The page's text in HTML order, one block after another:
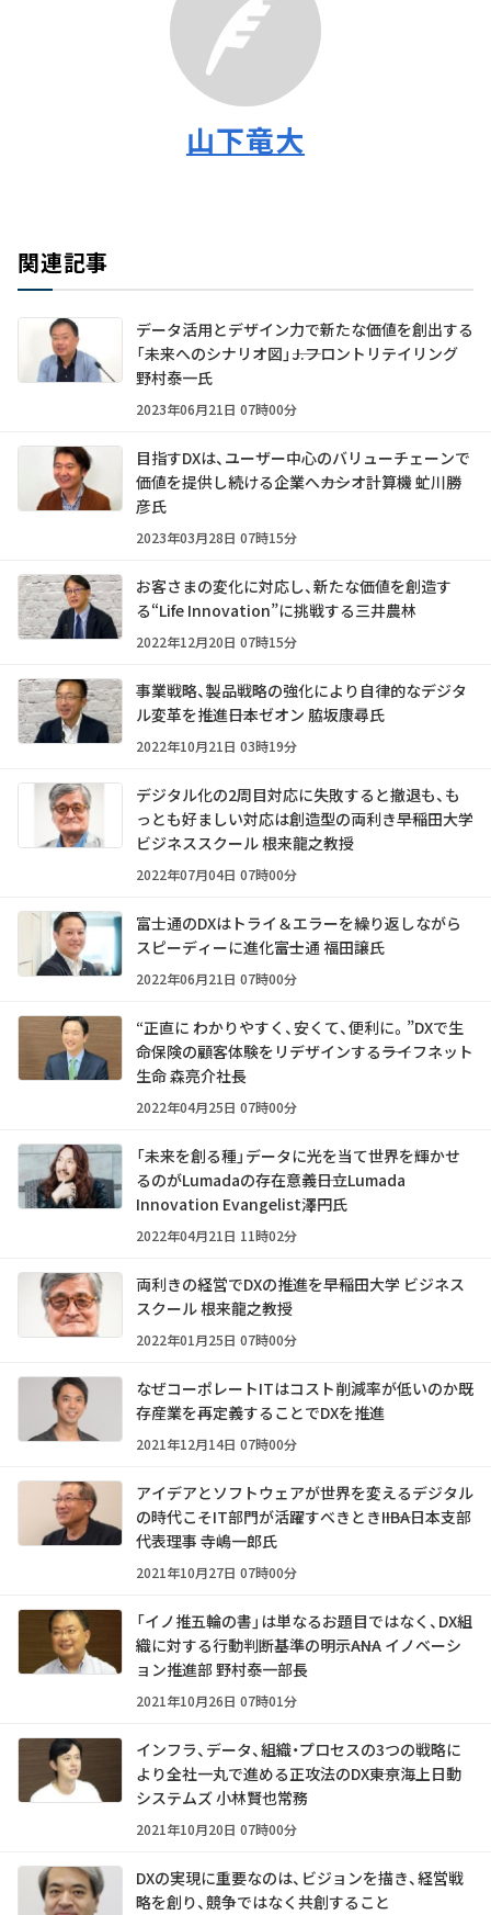
山下竜大
関連記事
データ活用とデザイン力で新たな価値を創出する
「未来へのシナリオ図」――J.フロントリテイリング
野村泰一氏
2023年06月21日 07時00分
目指すDXは、ユーザー中心のバリューチェーンで
価値を提供し続ける企業へ――カシオ計算機 虻川勝
彦氏
2023年03月28日 07時15分
お客さまの変化に対応し、新たな価値を創造す
る“Life Innovation”に挑戦する三井農林
2022年12月20日 07時15分
事業戦略、製品戦略の強化により自律的なデジタ
ル変革を推進――日本ゼオン 脇坂康尋氏
2022年10月21日 03時19分
デジタル化の2周目対応に失敗すると撤退も、も
っとも好ましい対応は創造型の両利き――早稲田大学
ビジネススクール 根来龍之教授
2022年07月04日 07時00分
富士通のDXはトライ＆エラーを繰り返しながら
スピーディーに進化――富士通 福田譲氏
2022年06月21日 07時00分
“正直に わかりやすく、安くて、便利に。”DXで生
命保険の顧客体験をリデザインする――ライフネット
生命 森亮介社長
2022年04月25日 07時00分
「未来を創る種」データに光を当て世界を輝かせ
るのがLumadaの存在意義――日立Lumada
Innovation Evangelist澤円氏
2022年04月21日 11時02分
両利きの経営でDXの推進を――早稲田大学 ビジネス
スクール 根来龍之教授
2022年01月25日 07時00分
なぜコーポレートITはコスト削減率が低いのか――既
存産業を再定義することでDXを推進
2021年12月14日 07時00分
アイデアとソフトウェアが世界を変えるデジタル
の時代こそIT部門が活躍すべきとき――IIBA日本支部
代表理事 寺嶋一郎氏
2021年10月27日 07時00分
「イノ推五輪の書」は単なるお題目ではなく、DX組
織に対する行動判断基準の明示――ANA イノベーシ
ョン推進部 野村泰一部長
2021年10月26日 07時01分
インフラ、データ、組織・プロセスの3つの戦略に
より全社一丸で進める正攻法のDX――東京海上日動
システムズ 小林賢也常務
2021年10月20日 07時00分
DXの実現に重要なのは、ビジョンを描き、経営戦
略を創り、競争ではなく共創すること